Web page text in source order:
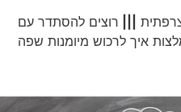
|||
רוצים להסתדר עם
איך לרכוש מיומנות שפה